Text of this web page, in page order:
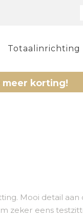
Totaalinrichting
Mooi detail
zeker eens